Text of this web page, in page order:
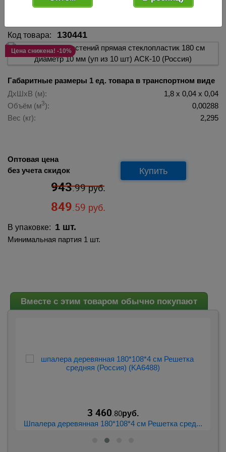
из 10 шт) АСК-10 (Россия) 130441
Код товара: 130441
Цена снижена! -10%
Габаритные размеры 1 ед. товара в транспортном виде
ДхШхВ (м):
1,8 х 0,04 х 0,04
Объём (м3):
0,00288
Вес (кг):
2,295
Оптовая цена
без учета скидок
943.99руб.
849.59 руб.
Купить
В упаковке: 1 шт.
Минимальная партия 1 шт.
Вместе с этим товаром обычно покупают
3 460 .80руб.
Шпалера деревянная 180*108*4 см Решетка сред...